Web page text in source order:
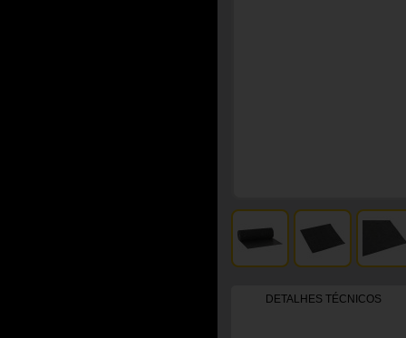
DETALHES TÉCNICOS